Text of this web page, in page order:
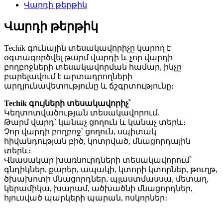
Վարդի թերթիկ
Վարդի թերթիկ
Techik գունային տեսակավորիչը կարող է
օգտագործվել թարմ վարդի և չոր վարդի
բողբոջների տեսակավորման համար, ինչը
բարելավում է արտադրողների
արդյունավետությունը և ճշգրտությունը։
Techik գույների տեսակավորիչ՝
Կեղտոտվածության տեսակավորում.
Թարմ վարդ՝ կանաչ ցողուն և կանաչ տերև։
Չոր վարդի բողբոջ՝ ցողուն, սպիտակ
հիվանդության բիծ, կոտրված, մնացորդային
տերև։
Վնասակար խառնուրդների տեսակավորում՝
գնդիկներ, քարեր, ապակի, կտորի կտորներ, թուղթ,
ծխախոտի մնացորդներ, պլաստմասսա, մետաղ,
կերամիկա, խարամ, ածխածնի մնացորդներ,
հյուսված պարկերի պարան, ոսկորներ։